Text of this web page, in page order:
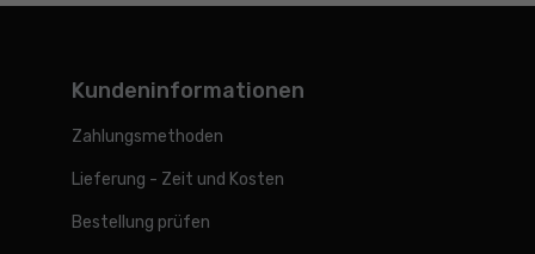
Kundeninformationen
Zahlungsmethoden
Lieferung - Zeit und Kosten
Bestellung prüfen